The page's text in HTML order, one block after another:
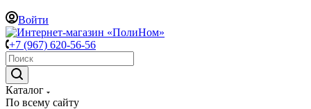
Войти
+7 (967) 620-56-56
Каталог
По всему сайту